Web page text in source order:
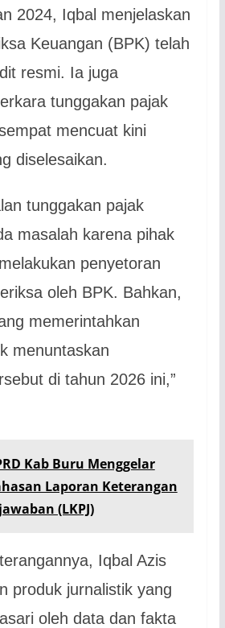
2024, Iqbal menjelaskan
Keuangan (BPK) telah
resmi. Ia juga
tunggakan pajak
mencuat kini
diselesaikan.
tunggakan pajak
masalah karena pihak
penyetoran
oleh BPK. Bahkan,
memerintahkan
menuntaskan
di tahun 2026 ini,”
Kab Buru Menggelar
Laporan Keterangan
(LKPJ)
Iqbal Azis
produk jurnalistik yang
oleh data dan fakta